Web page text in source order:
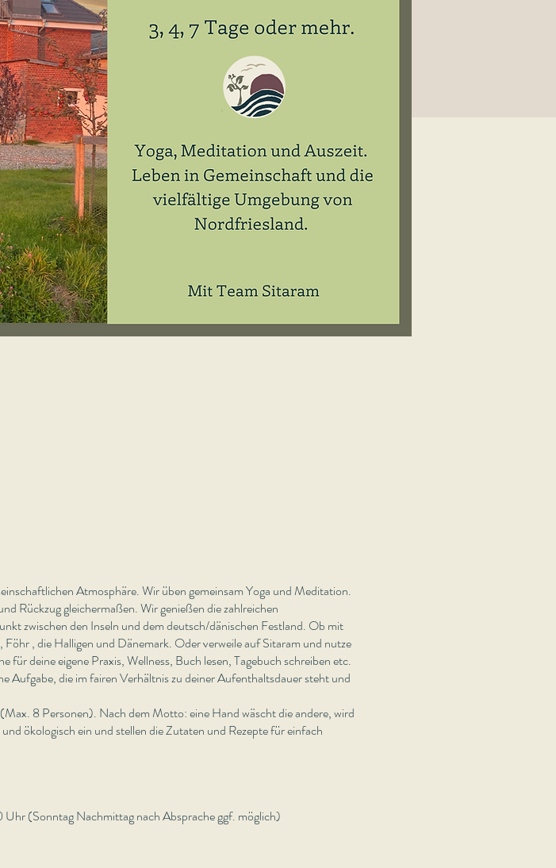
Atmosphäre. Wir üben gemeinsam Yoga und Meditation.
Rückzug gleichermaßen. Wir genießen die zahlreichen
zwischen den Inseln und dem deutsch/dänischen Festland. Ob mit
, die Halligen und Dänemark. Oder verweile auf Sitaram und nutze
für deine eigene Praxis, Wellness, Buch lesen, Tagebuch schreiben etc.
Aufgabe, die im fairen Verhältnis zu deiner Aufenthaltsdauer steht und
8 Personen). Nach dem Motto: eine Hand wäscht die andere, wird
ökologisch ein und stellen die Zutaten und Rezepte für einfach
(Sonntag Nachmittag nach Absprache ggf. möglich)